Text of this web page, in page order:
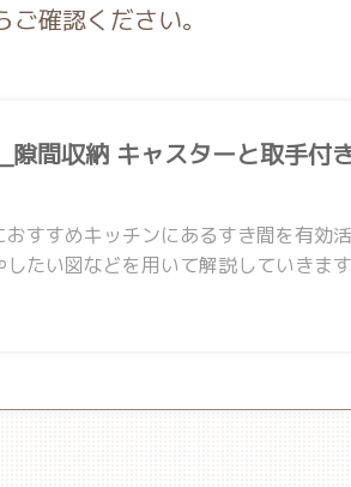
確認ください。
隙間収納 キャスターと取手付
すすめキッチンにあるすき間を有効
たい図などを用いて解説していきま